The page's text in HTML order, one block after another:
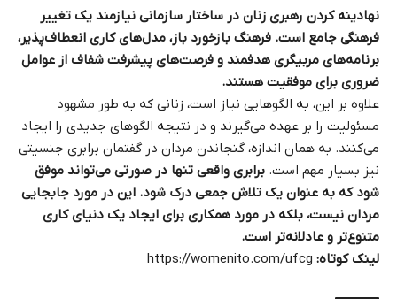
نهادینه کردن رهبری زنان در ساختار سازمانی نیازمند یک تغییر
فرهنگی جامع است. فرهنگ بازخورد باز، مدل‌های کاری انعطاف‌پذیر،
برنامه‌های مربیگری هدفمند و فرصت‌های پیشرفت شفاف از عوامل
ضروری برای موفقیت هستند.
علاوه بر این، به الگوهایی نیاز است، زنانی که به طور مشهود
مسئولیت را بر عهده می‌گیرند و در نتیجه الگوهای جدیدی را ایجاد
می‌کنند. به همان اندازه، گنجاندن مردان در گفتمان برابری جنسیتی
نیز بسیار مهم است. برابری واقعی تنها در صورتی می‌تواند موفق
شود که به عنوان یک تلاش جمعی درک شود. این در مورد جابجایی
مردان نیست، بلکه در مورد همکاری برای ایجاد یک دنیای کاری
متنوع‌تر و عادلانه‌تر است.
لینک کوتاه: